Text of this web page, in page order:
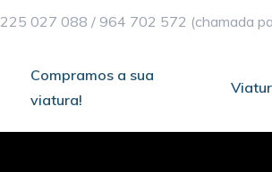
225 027 088 / 964 702 572 (chamada
Compramos a sua
viatura!